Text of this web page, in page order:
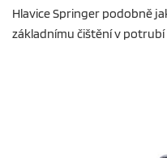
Hlavice Springer podobně
základnímu čištění v